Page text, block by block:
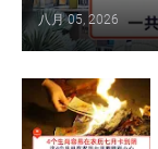
八月 05, 2026